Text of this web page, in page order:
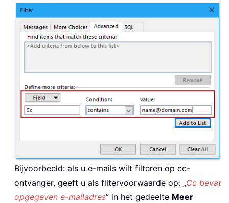
Bijvoorbeeld: als u e-mails wilt filteren op cc-
ontvanger, geeft u als filtervoorwaarde op: „Cc bevat
opgegeven e-mailadres” in het gedeelte Meer